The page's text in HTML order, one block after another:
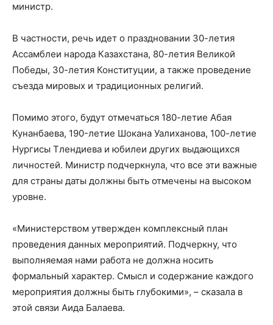
министр.
В частности, речь идет о праздновании 30-летия
Ассамблеи народа Казахстана, 80-летия Великой
Победы, 30-летия Конституции, а также проведение
съезда мировых и традиционных религий.
Помимо этого, будут отмечаться 180-летие Абая
Кунанбаевa, 190-летие Шокана Уалиханова, 100-летие
Нургисы Тлендиева и юбилеи других выдающихся
личностей. Министр подчеркнула, что все эти важные
для страны даты должны быть отмечены на высоком
уровне.
«Министерством утвержден комплексный план
проведения данных мероприятий. Подчеркну, что
выполняемая нами работа не должна носить
формальный характер. Смысл и содержание каждого
мероприятия должны быть глубокими», – сказала в
этой связи Аида Балаева.